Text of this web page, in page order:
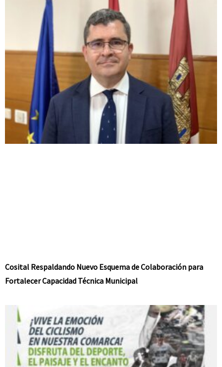
Cosital Respaldando Nuevo Esquema de Colaboración para
Fortalecer Capacidad Técnica Municipal